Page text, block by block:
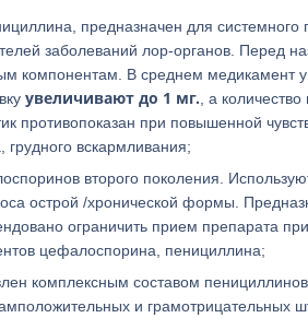
предназначен для системного
заболеваний лор-органов. Перед
компонентам. В среднем медикамент
увеличивают до 1 мг. , а
противопоказан при повышенной
вскармливания;
второго поколения.
острой /хронической формы.
ограничить прием препарата
цефалоспорина, пенициллина;
комплексным составом
и грамотрицательных